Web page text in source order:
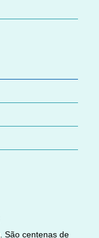
. São centenas de